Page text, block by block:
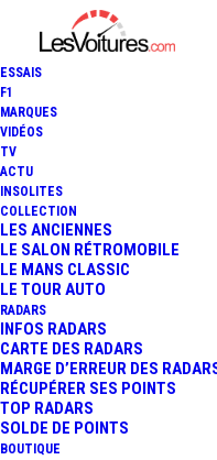
ESSAIS
F1
MARQUES
VIDÉOS
TV
ACTU
INSOLITES
COLLECTION
LES ANCIENNES
LE SALON RÉTROMOBILE
LE MANS CLASSIC
LE TOUR AUTO
RADARS
INFOS RADARS
CARTE DES RADARS
MARGE D’ERREUR DES
RÉCUPÉRER SES POINTS
TOP RADARS
SOLDE DE POINTS
BOUTIQUE
Auch
Borne garage
Automobile